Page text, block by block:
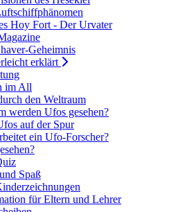
Hoy Fort - Der Urvater
Geheimnis
erklärt
im All
den Weltraum
werden Ufos gesehen?
auf der Spur
ein Ufo-Forscher?
Spaß
für Eltern und Lehrer